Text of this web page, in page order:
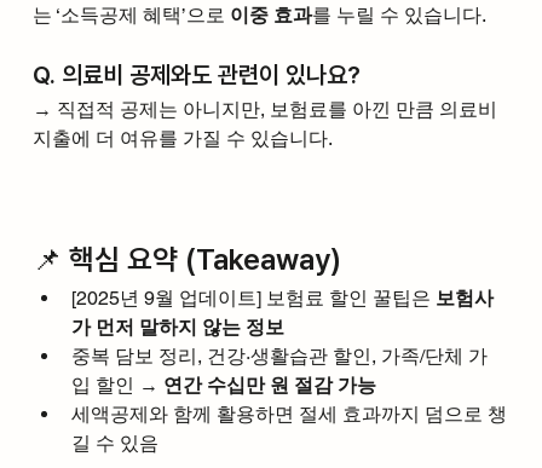
는 ‘소득공제 혜택’으로 이중 효과를 누릴 수 있습니다.
Q. 의료비 공제와도 관련이 있나요?
→ 직접적 공제는 아니지만, 보험료를 아낀 만큼 의료비
지출에 더 여유를 가질 수 있습니다.
📌 핵심 요약 (Takeaway)
[2025년 9월 업데이트] 보험료 할인 꿀팁은 보험사
가 먼저 말하지 않는 정보
중복 담보 정리, 건강·생활습관 할인, 가족/단체 가
입 할인 → 연간 수십만 원 절감 가능
세액공제와 함께 활용하면 절세 효과까지 덤으로 챙
길 수 있음